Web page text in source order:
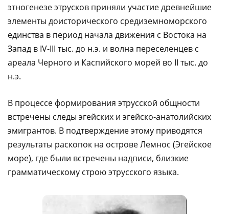
этногенезе этрусков приняли участие древнейшие
элементы доисторического средиземноморского
единства в период начала движения с Востока на
Запад в IV-III тыс. до н.э. и волна переселенцев с
ареала Черного и Каспийского морей во II тыс. до
н.э.
В процессе формирования этрусской общности
встречены следы эгейских и эгейско-анатолийских
эмигрантов. В подтверждение этому приводятся
результаты раскопок на острове Лемнос (Эгейское
море), где были встречены надписи, близкие
грамматическому строю этрусского языка.